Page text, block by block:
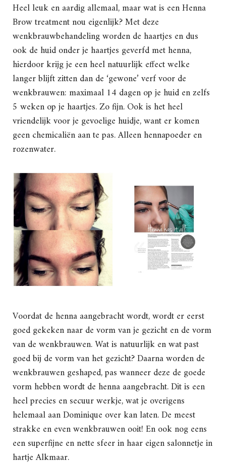
Heel leuk en aardig allemaal, maar wat is een Henna
Brow treatment nou eigenlijk? Met deze
wenkbrauwbehandeling worden de haartjes en dus
ook de huid onder je haartjes geverfd met henna,
hierdoor krijg je een heel natuurlijk effect welke
langer blijft zitten dan de ‘gewone’ verf voor de
wenkbrauwen: maximaal 14 dagen op je huid en zelfs
5 weken op je haartjes. Zo fijn. Ook is het heel
vriendelijk voor je gevoelige huidje, want er komen
geen chemicaliën aan te pas. Alleen hennapoeder en
rozenwater.
Voordat de henna aangebracht wordt, wordt er eerst
goed gekeken naar de vorm van je gezicht en de vorm
van de wenkbrauwen. Wat is natuurlijk en wat past
goed bij de vorm van het gezicht? Daarna worden de
wenkbrauwen geshaped, pas wanneer deze de goede
vorm hebben wordt de henna aangebracht. Dit is een
heel precies en secuur werkje, wat je overigens
helemaal aan Dominique over kan laten. De meest
strakke en even wenkbrauwen ooit! En ook nog eens
een superfijne en nette sfeer in haar eigen salonnetje in
hartje Alkmaar.